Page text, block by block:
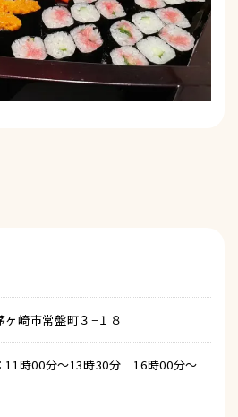
ヶ崎市常盤町３−１８
11時00分～13時30分 16時00分～